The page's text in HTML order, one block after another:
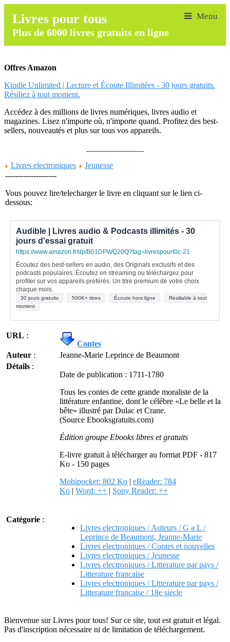
Livres pour tous
Plus de 6000 livres gratuits en ligne
Offres Amazon
Kindle Unlimited | Lecture et Écoute Illimitées - 30 jours gratuits.
Résiliez à tout moment.
Accédez à des millions de livres numériques, livres audio et
magazines. Lisez n'importe où, n'importe quand. Profitez des best-
sellers, nouveautés et plus sur tous vos appareils.
Livres electroniques
Jeunesse
--------------------
Vous pouvez lire/telecharger le livre en cliquant sur le lien ci-
dessous:
Audible | Livres audio & Podcasts illimités - 30
jours d'essai gratuit
https://www.amazon.fr/dp/B01DPWQ20Q?tag=livrespourt0c-21
Écoutez des best-sellers en audio, des Originals exclusifs et des
podcasts populaires. Écoutez en streaming ou téléchargez pour
profiter sur vos appareils préférés. Un titre premium de votre choix
chaque mois.
30 jours gratuits 500K+ titres Écoute hors ligne
Résiliable à tout
moment
URL :
Contes
Auteur :
Jeanne-Marie Leprince de Beaumont
Détails :
Date de publication : 1711-1780
Tous les contes de cette grande moraliste de la
littérature enfantine, dont le célébre «Le belle et la
bête» illustré par Dulac et Crane.
(Source Ebooksgratuits.com)
Édition groupe Ebooks libres et gratuits
E-livre gratuit à télécharger au format PDF - 817
Ko - 150 pages
Mobipocket: 802 Ko | eReader: 784
Ko | Word: ++ | Sony Reader: ++
Catégorie :
Livres electroniques / Auteurs / G a L /
Leprince de Beaumont, Jeanne-Marie
Livres electroniques / Contes et nouvelles
Livres electroniques / Jeunesse
Livres electroniques / Litterature par pays /
Litterature francaise
Livres electroniques / Litterature par pays /
Litterature francaise / 18e siecle
Bienvenue sur Livres pour tous! Sur ce site, tout est gratuit et légal.
Pas d'inscription nécessaire ni de limitation de téléchargement.